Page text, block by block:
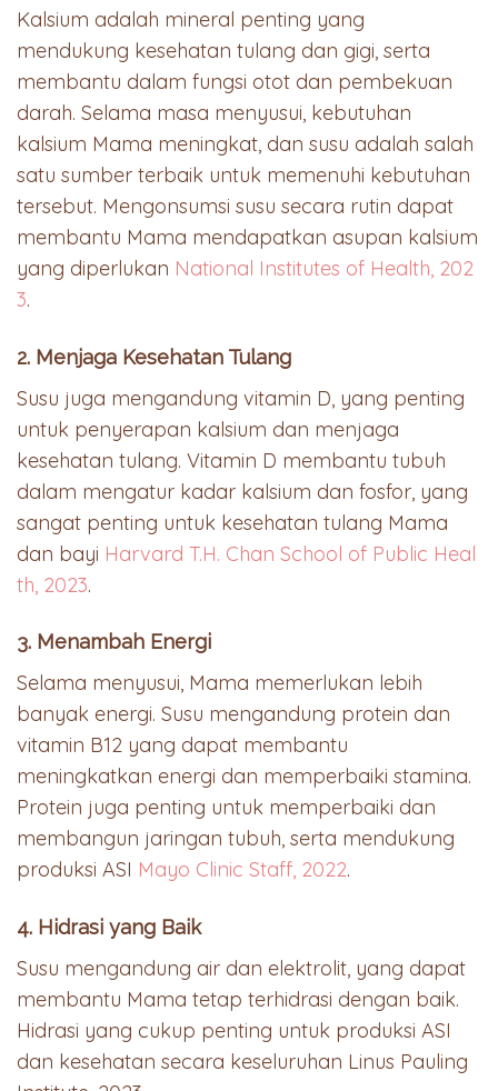
Kalsium adalah mineral penting yang
mendukung kesehatan tulang dan gigi, serta
membantu dalam fungsi otot dan pembekuan
darah. Selama masa menyusui, kebutuhan
kalsium Mama meningkat, dan susu adalah salah
satu sumber terbaik untuk memenuhi kebutuhan
tersebut. Mengonsumsi susu secara rutin dapat
membantu Mama mendapatkan asupan kalsium
yang diperlukan National Institutes of Health, 202
3.
2. Menjaga Kesehatan Tulang
Susu juga mengandung vitamin D, yang penting
untuk penyerapan kalsium dan menjaga
kesehatan tulang. Vitamin D membantu tubuh
dalam mengatur kadar kalsium dan fosfor, yang
sangat penting untuk kesehatan tulang Mama
dan bayi Harvard T.H. Chan School of Public Heal
th, 2023.
3. Menambah Energi
Selama menyusui, Mama memerlukan lebih
banyak energi. Susu mengandung protein dan
vitamin B12 yang dapat membantu
meningkatkan energi dan memperbaiki stamina.
Protein juga penting untuk memperbaiki dan
membangun jaringan tubuh, serta mendukung
produksi ASI Mayo Clinic Staff, 2022.
4. Hidrasi yang Baik
Susu mengandung air dan elektrolit, yang dapat
membantu Mama tetap terhidrasi dengan baik.
Hidrasi yang cukup penting untuk produksi ASI
dan kesehatan secara keseluruhan Linus Pauling